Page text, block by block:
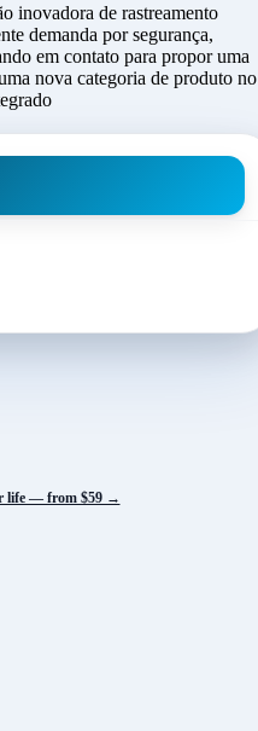
inovadora de rastreamento
demanda por segurança,
em contato para propor uma
nova categoria de produto no
life — from $59 →